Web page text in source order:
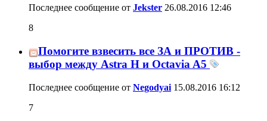
Последнее сообщение от Jekster 26.08.2016 12:46
8
Помогите взвесить все ЗА и ПРОТИВ -
выбор между Astra H и Octavia A5
Последнее сообщение от Negodyai 15.08.2016 16:12
7